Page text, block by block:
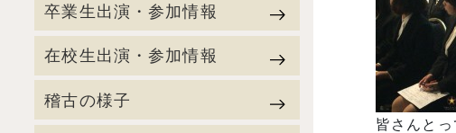
皆さんと
卒業生出演・参加情報
在校生出演・参加情報
稽古の様子